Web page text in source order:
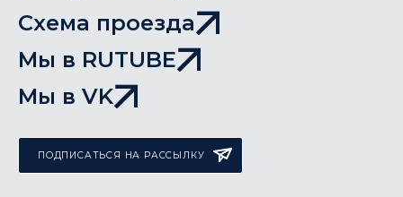
Схема проезда
Мы в RUTUBE
Мы в VK
ПОДПИСАТЬСЯ НА РАССЫЛКУ